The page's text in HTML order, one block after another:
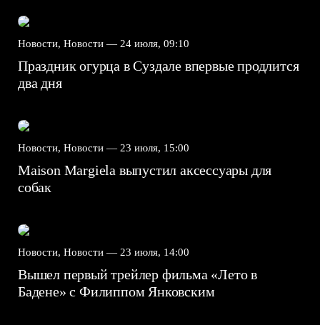
Новости, Новости — 24 июля, 09:10
Праздник огурца в Суздале впервые продлится
два дня
Новости, Новости — 23 июля, 15:00
Maison Margiela выпустил аксессуары для
собак
Новости, Новости — 23 июля, 14:00
Вышел первый трейлер фильма «Лето в
Бадене» с Филиппом Янковским